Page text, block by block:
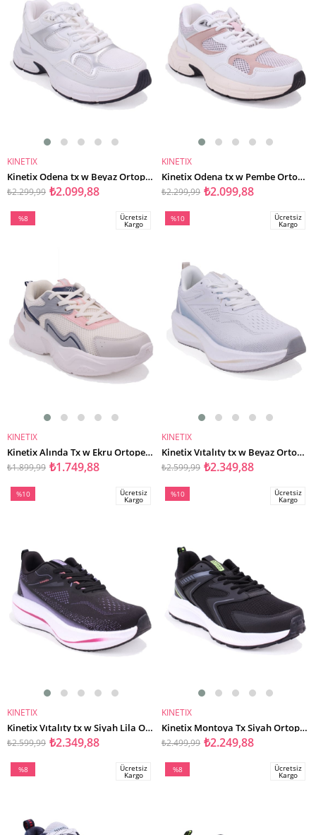
SEPETE EKLE
KINETIX
Kinetix Odena tx w Beyaz Ortopedik Günlük Kadın Spor Ayakkabı
₺2.099,88
₺2.299,99
SEPETE EKLE
KINETIX
Kinetix Odena tx w Pembe Ortopedik Günlük Kadın Spor Ayakkabı
₺2.099,88
₺2.299,99
SEPETE EKLE
%8
Ücretsiz
Kargo
KINETIX
Kinetix Alında Tx w Ekru Ortopedik Günlük Kadın Spor Ayakkabı
₺1.749,88
₺1.899,99
SEPETE EKLE
%10
Ücretsiz
Kargo
KINETIX
Kinetix Vıtalıty tx w Beyaz Ortopedik Günlük Kadın Spor Ayakkabı
₺2.349,88
₺2.599,99
SEPETE EKLE
%10
Ücretsiz
Kargo
KINETIX
Kinetix Vıtalıty tx w Siyah Lila Ortopedik Günlük Kadın Spor Ayakkabı
₺2.349,88
₺2.599,99
SEPETE EKLE
%10
Ücretsiz
Kargo
KINETIX
Kinetix Montoya Tx Siyah Ortopedik Günlük Erkek Spor Ayakkabı
₺2.249,88
₺2.499,99
%8
Ücretsiz
Kargo
%8
Ücretsiz
Kargo